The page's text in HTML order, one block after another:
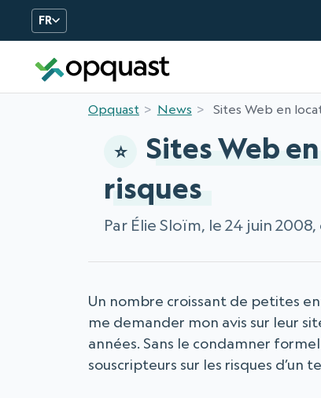
FR
Opquast News Sites Web en
Sites Web
risques
Par Élie Sloïm, le 24 juin 2008,
Un nombre croissant de petites
me demander mon avis sur leur
années. Sans le condamner
souscripteurs sur les risques